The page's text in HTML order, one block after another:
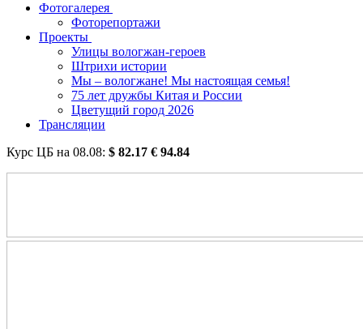
Фотогалерея
Фоторепортажи
Проекты
Улицы вологжан-героев
Штрихи истории
Мы – вологжане! Мы настоящая семья!
75 лет дружбы Китая и России
Цветущий город 2026
Трансляции
Курс ЦБ на 08.08: $ 82.17 € 94.84